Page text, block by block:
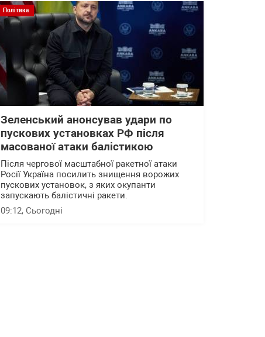
Політика
Зеленський анонсував удари по
пускових установках РФ після
масованої атаки балістикою
Після чергової масштабної ракетної атаки
Росії Україна посилить знищення ворожих
пускових установок, з яких окупанти
запускають балістичні ракети.
09:12, Сьогодні